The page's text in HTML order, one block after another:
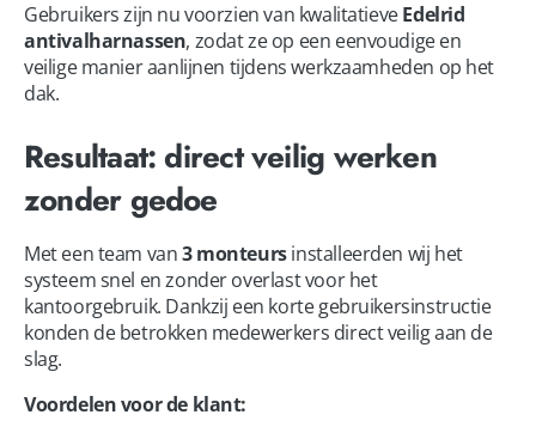
Gebruikers zijn nu voorzien van kwalitatieveEdelrid
antivalharnassen, zodat ze op een eenvoudige en
veilige manier aanlijnen tijdens werkzaamheden op het
dak.
Resultaat: direct veilig werken
zonder gedoe
Met een team van3 monteursinstalleerden wij het
systeem snel en zonder overlast voor het
kantoorgebruik. Dankzij een korte gebruikersinstructie
konden de betrokken medewerkers direct veilig aan de
slag.
Voordelen voor de klant: